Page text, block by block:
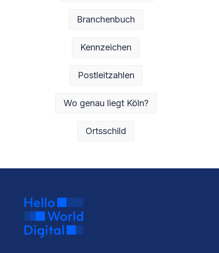
Branchenbuch
Kennzeichen
Postleitzahlen
Wo genau liegt Köln?
Ortsschild